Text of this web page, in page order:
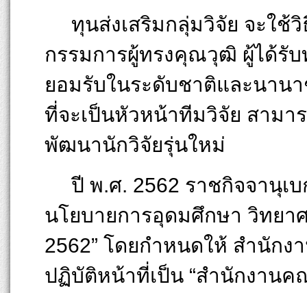
ทุนส่งเสริมกลุ่มวิจัย จะใช้
กรรมการผู้ทรงคุณวุฒิ ผู้ได้รั
ยอมรับในระดับชาติและนาน
ที่จะเป็นหัวหน้าทีมวิจัย สาม
พัฒนานักวิจัยรุ่นใหม่
ปี พ.ศ. 2562 ราชกิจจานุเ
นโยบายการอุดมศึกษา วิทยา
2562” โดยกำหนดให้ สำนัก
ปฏิบัติหน้าที่เป็น “สำนักงานค